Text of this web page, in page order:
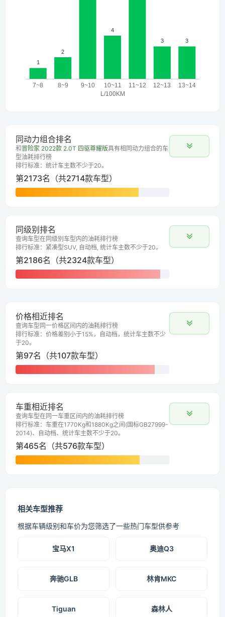
同动力组合排名
和 冒险家 2022款 2.0T 四驱尊耀版具有相同动力组合的车
型油耗排行榜
排行标准：统计车主数不少于20。
第2173名（共2714款车型）
同级别排名
查询车型在同级别车型内的油耗排行榜
排行标准：紧凑型SUV, 自动档, 统计车主数不少于20。
第2186名（共2324款车型）
价格相近排名
查询车型同一价格区间内的油耗排行榜
排行标准：价格差别小于15%，自动档，统计车主数不少
于20。
第97名（共107款车型）
车重相近排名
查询车型在同一车重区间内的油耗排行榜
排行标准：车重在1770Kg和1880Kg之间(国标GB27999-
2014)、自动档、统计车主数不少于20。
第465名（共576款车型）
相关车型推荐
根据车辆级别和车价为您筛选了一些热门车型供参考
宝马X1 奥迪Q3
奔驰GLB 林肯MKC
Tiguan 森林人